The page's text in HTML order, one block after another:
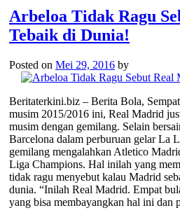
Arbeloa Tidak Ragu
Tebaik di Dunia!
Posted on Mei 29, 2016 by
Beritaterkini.biz – Berita Bola,
musim 2015/2016 ini, Real Madrid
musim dengan gemilang. Selain
Barcelona dalam perburuan gelar La
gemilang mengalahkan Atletico
Liga Champions. Hal inilah yang
tidak ragu menyebut kalau Madrid
dunia. “Inilah Real Madrid. Empat
yang bisa membayangkan hal ini dan